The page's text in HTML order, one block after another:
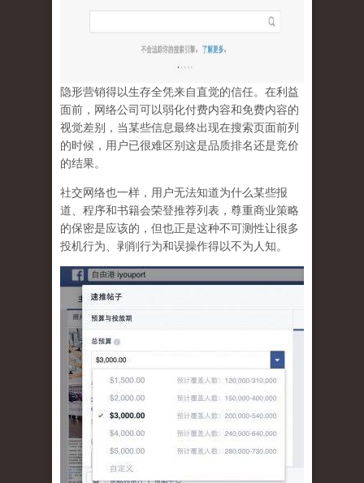
隐形营销得以生存全凭来自直觉的信任。在利益
面前，网络公司可以弱化付费内容和免费内容的
视觉差别，当某些信息最终出现在搜索页面前列
的时候，用户已很难区别这是品质排名还是竞价
的结果。
社交网络也一样， 用户无法知道为什么某些报
道、程序和书籍会荣登推荐列表，尊重商业策略
的保密是应该的，但也正是这种不可测性让很多
投机行为、剥削行为和误操作得以不为人知。